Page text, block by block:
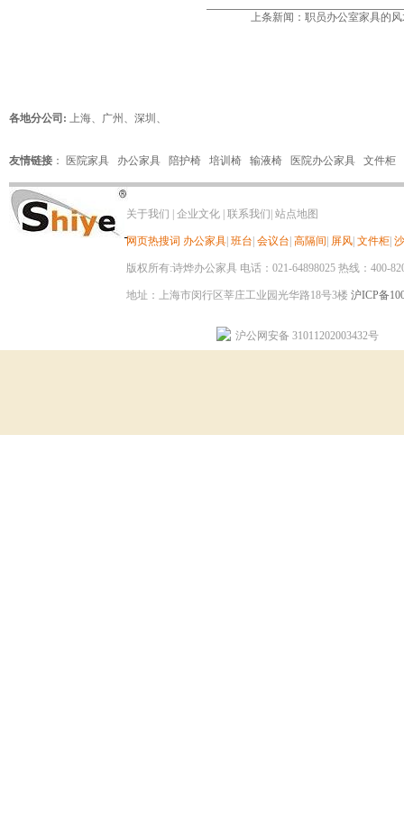
上条新闻： 职员办公室家具的
各地分公司: 上海、 广州 、 深圳 、
友情链接 ： 医院家具 办公家具 陪护椅 培训椅 输液椅 医院办公家具 文件柜
关于我们 企业文化 联系我们 站点地图
网页热搜词 办公家具 班台 会议台 高隔间 屏风 文件柜
版权所有:诗烨办公家具 电话：021-64898025 热线：400-
地址：上海市闵行区莘庄工业园光华路18号3楼 沪ICP备
沪公网安备 31011202003432号